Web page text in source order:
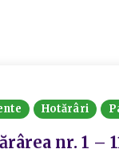
Hotărâri
nr. 1 –